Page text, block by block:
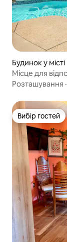
Будинок у
Місце для
поблизу
Розташування ·
Вибір гостей
Вибір гостей